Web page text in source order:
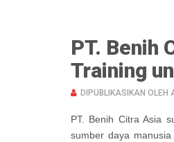
PT. Benih
Training
DIPUBLIKASIKAN OLEH
PT. Benih Citra Asia
sumber daya